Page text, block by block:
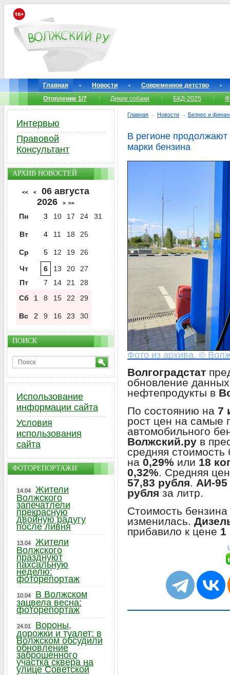
Главная Новости
Современное детство
Отопление 1/7
Дикие собаки БКД-2025
Главная → Новости → Бизнес и
В регионе
марки бензина
Фото из архива. ©
Волгоградстат
обновление
нефтепродукты в
По состоянию на 7
рост цен на самые
автомобильного
Волжский.ру в
средняя
на 0,29% или 18
0,32%. Средняя
57,83 рубля. АИ-95
рубля за литр.
Стоимость бензина
изменилась.
прибавило к цене 1
Интервью
Правовой
Консультант
АРХИВ НОВОСТЕЙ
<< <
06 августа
2026
> >>
Пн 3 10 17 24 31
Вт 4 11 18 25
Ср 5 12 19
26
Чт
6 13 20
27
Пт
7 14 21
28
Сб
1 8 15 22 29
Вс 2 9 16 23 30
ПОИСК
Использование
информации сайта
Условия
использования
сайта
ФОТОРЕПОРТАЖИ
14.04
Жители
Волжского
запечатлели
прекрасную
двойную радугу
после ливня
13.04
Жители
Волжского
празднуют
пахсальную
неделю:
фоторепортаж
10.04
В Волжском
зацвела весна:
фоторепортаж
24.01
Вороны,
дорожки и туалет: в
Волжском обсудили
обновление
заброшенного
участка сквера на
улице Советской